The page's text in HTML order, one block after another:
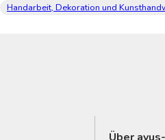
Handarbeit, Dekoration und